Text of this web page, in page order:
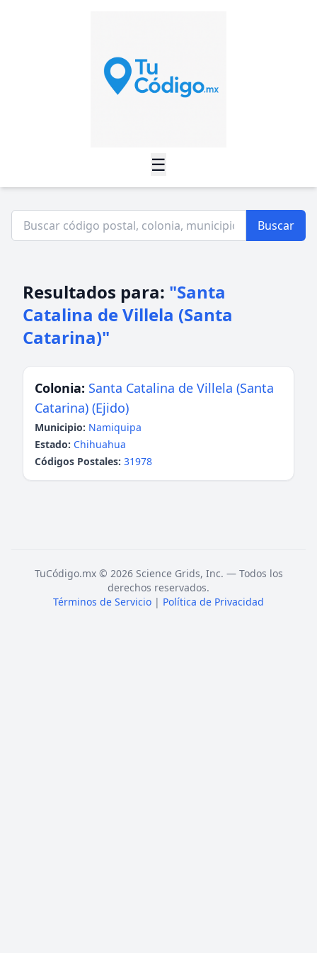
☰
Buscar
Resultados para: "Santa
Catalina de Villela (Santa
Catarina)"
Colonia: Santa Catalina de Villela (Santa
Catarina) (Ejido)
Municipio: Namiquipa
Estado: Chihuahua
Códigos Postales: 31978
TuCódigo.mx © 2026 Science Grids, Inc. — Todos los
derechos reservados.
Términos de Servicio | Política de Privacidad